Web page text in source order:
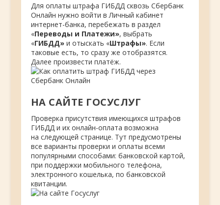
Для оплаты штрафа ГИБДД сквозь Сбербанк
Онлайн нужно войти в Личный кабинет
интернет-банка, перебежать в раздел
«Переводы и Платежи», выбрать
«ГИБДД»и отыскать «Штрафы». Если
таковые есть, то сразу же отобразятся.
Далее произвести платёж.
НА САЙТЕ ГОСУСЛУГ
Проверка присутствия имеющихся штрафов
ГИБДД и их онлайн-оплата возможна
на следующей странице. Тут предусмотрены
все варианты проверки и оплаты всеми
популярными способами: банковской картой,
при поддержки мобильного телефона,
электронного кошелька, по банковской
квитанции.